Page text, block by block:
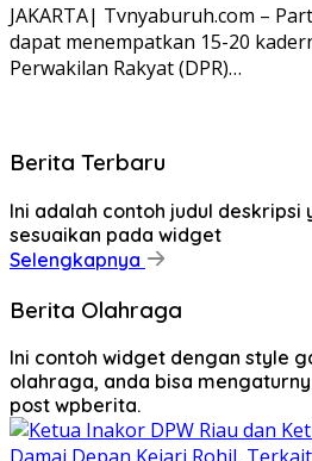
JAKARTA| Tvnyaburuh.com –
dapat menempatkan 15-20
Perwakilan Rakyat (DPR)…
Berita Terbaru
Ini adalah contoh judul deskripsi
sesuaikan pada widget
Selengkapnya
Berita Olahraga
Ini contoh widget dengan style
olahraga, anda bisa
post wpberita.